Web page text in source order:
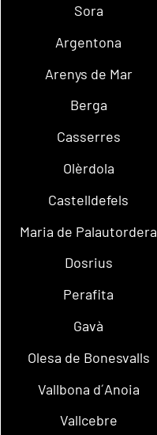
Sora
Argentona
Arenys de Mar
Berga
Casserres
Olèrdola
Castelldefels
Maria de Palautordera
Dosrius
Perafita
Gavà
Olesa de Bonesvalls
Vallbona d´Anoia
Vallcebre